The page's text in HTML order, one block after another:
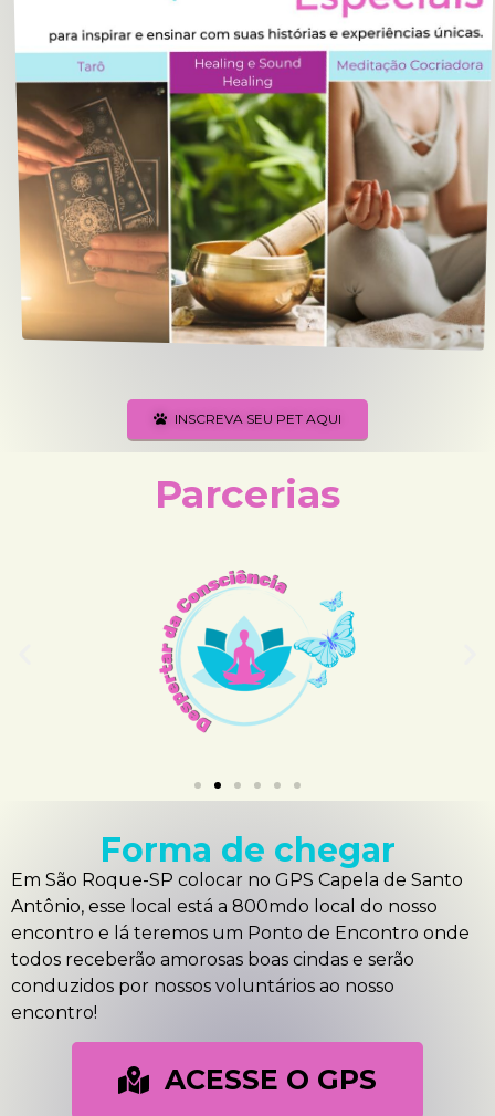
INSCREVA SEU PET AQUI
Parcerias
Forma de chegar
Em São Roque-SP colocar no GPS Capela de Santo
Antônio, esse local está a 800mdo local do nosso
encontro e lá teremos um Ponto de Encontro onde
todos receberão amorosas boas cindas e serão
conduzidos por nossos voluntários ao nosso
encontro!
ACESSE O GPS